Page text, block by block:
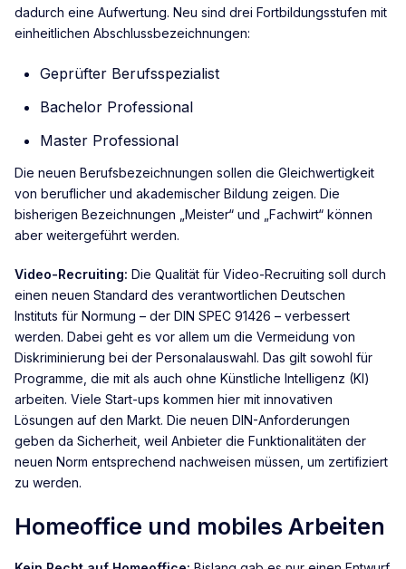
dadurch eine Aufwertung. Neu sind drei Fortbildungsstufen mit
einheitlichen Abschlussbezeichnungen:
Geprüfter Berufsspezialist
Bachelor Professional
Master Professional
Die neuen Berufsbezeichnungen sollen die Gleichwertigkeit
von beruflicher und akademischer Bildung zeigen. Die
bisherigen Bezeichnungen „Meister“ und „Fachwirt“ können
aber weitergeführt werden.
Video-Recruiting: Die Qualität für Video-Recruiting soll durch
einen neuen Standard des verantwortlichen Deutschen
Instituts für Normung – der DIN SPEC 91426 – verbessert
werden. Dabei geht es vor allem um die Vermeidung von
Diskriminierung bei der Personalauswahl. Das gilt sowohl für
Programme, die mit als auch ohne Künstliche Intelligenz (KI)
arbeiten. Viele Start-ups kommen hier mit innovativen
Lösungen auf den Markt. Die neuen DIN-Anforderungen
geben da Sicherheit, weil Anbieter die Funktionalitäten der
neuen Norm entsprechend nachweisen müssen, um zertifiziert
zu werden.
Homeoffice und mobiles Arbeiten